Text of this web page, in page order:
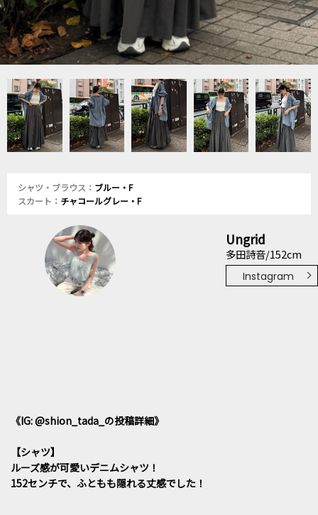
シャツ・ブラウス： ブルー・F
スカート： チャコールグレー・F
Ungrid
多田詩音/152cm
Instagram
《IG: @shion_tada_の投稿詳細》
【シャツ】
ルーズ感が可愛いデニムシャツ！
152センチで、ふともも隠れる丈感でした！